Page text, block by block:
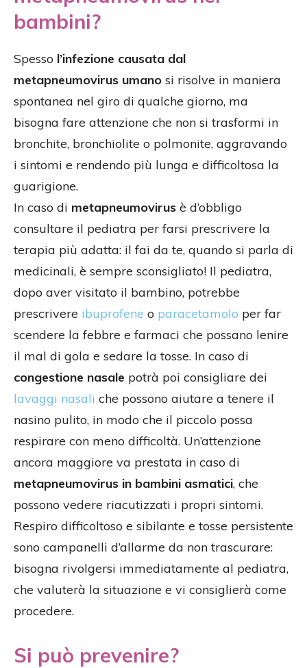
bambini?
Spesso l’infezione causata dal
metapneumovirus umano si risolve in maniera
spontanea nel giro di qualche giorno, ma
bisogna fare attenzione che non si trasformi in
bronchite, bronchiolite o polmonite, aggravando
i sintomi e rendendo più lunga e difficoltosa la
guarigione.
In caso di metapneumovirus è d’obbligo
consultare il pediatra per farsi prescrivere la
terapia più adatta: il fai da te, quando si parla di
medicinali, è sempre sconsigliato! Il pediatra,
dopo aver visitato il bambino, potrebbe
prescrivere ibuprofene o paracetamolo per far
scendere la febbre e farmaci che possano lenire
il mal di gola e sedare la tosse. In caso di
congestione nasale potrà poi consigliare dei
lavaggi nasali che possono aiutare a tenere il
nasino pulito, in modo che il piccolo possa
respirare con meno difficoltà. Un’attenzione
ancora maggiore va prestata in caso di
metapneumovirus in bambini asmatici, che
possono vedere riacutizzati i propri sintomi.
Respiro difficoltoso e sibilante e tosse persistente
sono campanelli d’allarme da non trascurare:
bisogna rivolgersi immediatamente al pediatra,
che valuterà la situazione e vi consiglierà come
procedere.
Si può prevenire?